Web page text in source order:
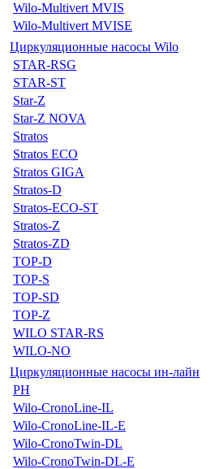
Wilo-Multivert MVIS
Wilo-Multivert MVISE
Циркуляционные насосы Wilo
STAR-RSG
STAR-ST
Star-Z
Star-Z NOVA
Stratos
Stratos ECO
Stratos GIGA
Stratos-D
Stratos-ECO-ST
Stratos-Z
Stratos-ZD
TOP-D
TOP-S
TOP-SD
TOP-Z
WILO STAR-RS
WILO-NO
Циркуляционные насосы ин-лайн
PH
Wilo-CronoLine-IL
Wilo-CronoLine-IL-E
Wilo-CronoTwin-DL
Wilo-CronoTwin-DL-E